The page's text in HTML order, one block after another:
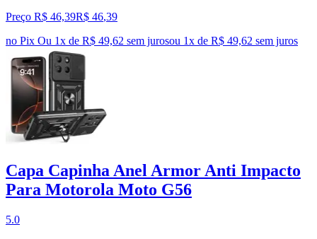
Preço R$ 46,39R$ 46,39
no Pix Ou 1x de R$ 49,62 sem jurosou 1x de R$ 49,62 sem juros
Capa Capinha Anel Armor Anti Impacto
Para Motorola Moto G56
5.0